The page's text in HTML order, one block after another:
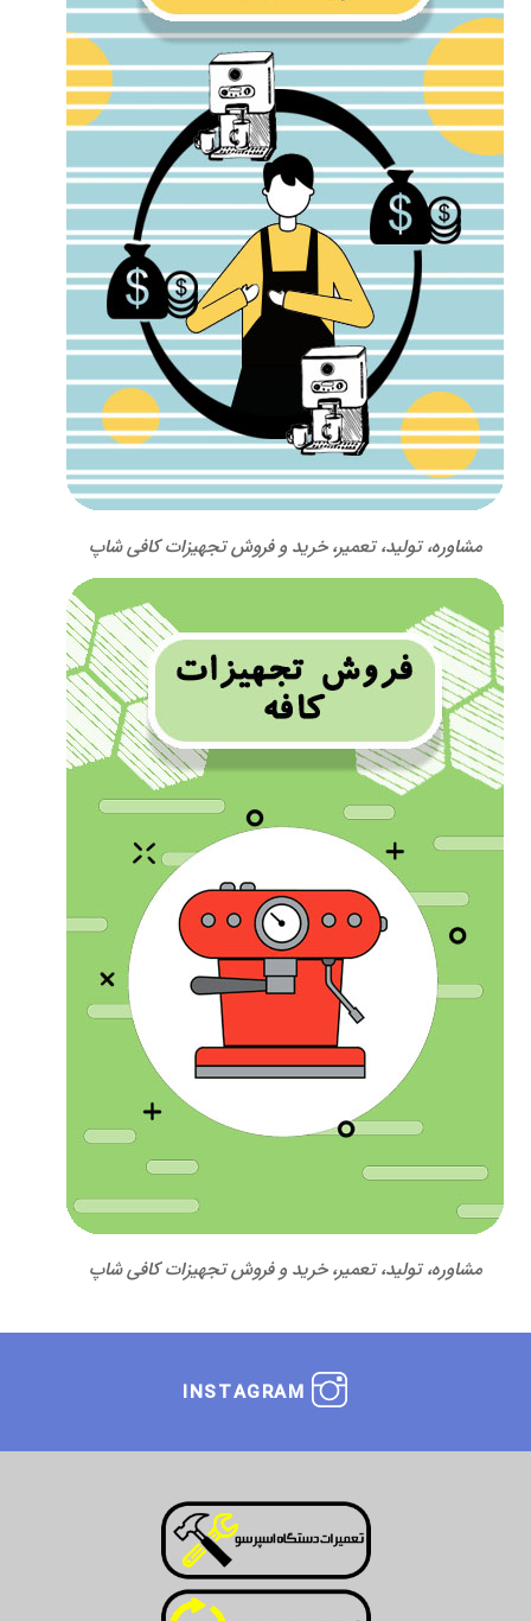
مشاوره، تولید، تعمیر، خرید و فروش تجهیزات کافی شاپ
مشاوره، تولید، تعمیر، خرید و فروش تجهیزات کافی شاپ
INSTAGRAM